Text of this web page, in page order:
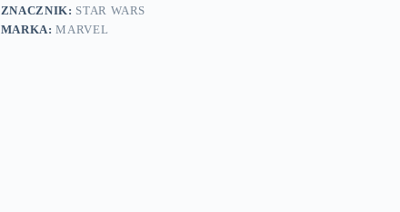
ZNACZNIK: STAR WARS
MARKA:MARVEL